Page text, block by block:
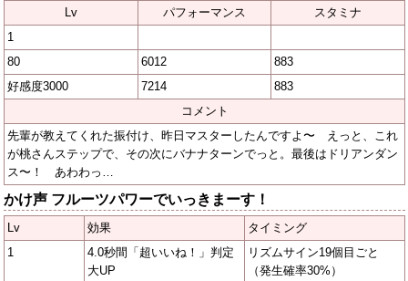
Lv パフォーマンス
スタミナ
1
80
6012
883
好感度3000
7214
883
コメント
先輩が教えてくれた振付け、昨日マスターしたんですよ〜 えっと、これ
が桃さんステップで、その次にバナナターンでっと。最後はドリアンダン
ス〜！ あわわっ…
かけ声 フルーツパワーでいっきまーす！
Lv 効果
タイミング
1
4.0秒間「超いいね！」判定
大UP
リズムサイン19個目ごと
（発生確率30%）